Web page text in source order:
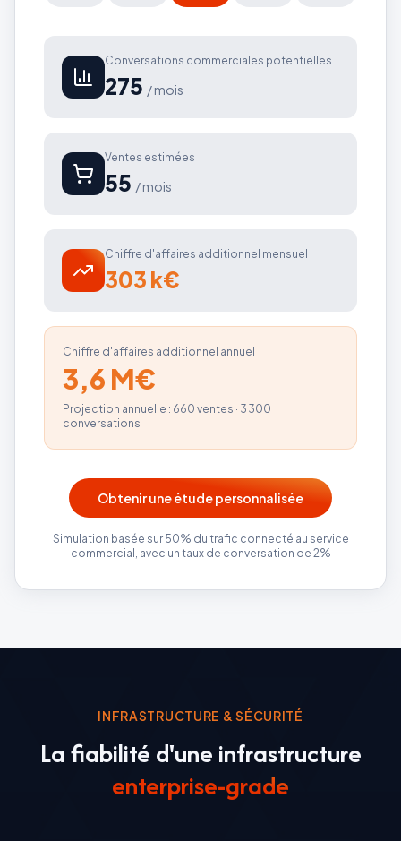
Conversations commerciales potentielles
275 / mois
Ventes estimées
55 / mois
Chiffre d'affaires additionnel mensuel
303 k€
Chiffre d'affaires additionnel annuel
3,6 M€
Projection annuelle : 660 ventes · 3 300
conversations
Obtenir une étude personnalisée
Simulation basée sur 50% du trafic connecté au service
commercial, avec un taux de conversation de 2%
INFRASTRUCTURE & SÉCURITÉ
La fiabilité d'une infrastructure
enterprise-grade